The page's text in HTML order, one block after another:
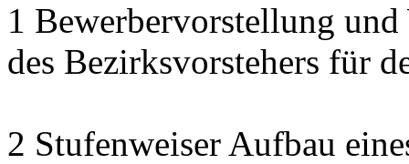
1 Bewerbervorstellung
des Bezirksvorstehers für
2 Stufenweiser Aufbau